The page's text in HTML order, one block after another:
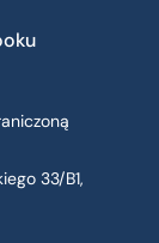
33/B1,